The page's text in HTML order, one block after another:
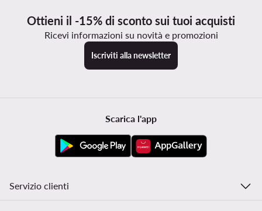
Ottieni il -15% di sconto sui tuoi acquisti
Ricevi informazioni su novità e promozioni
Iscriviti alla newsletter
Scarica l'app
Servizio clienti